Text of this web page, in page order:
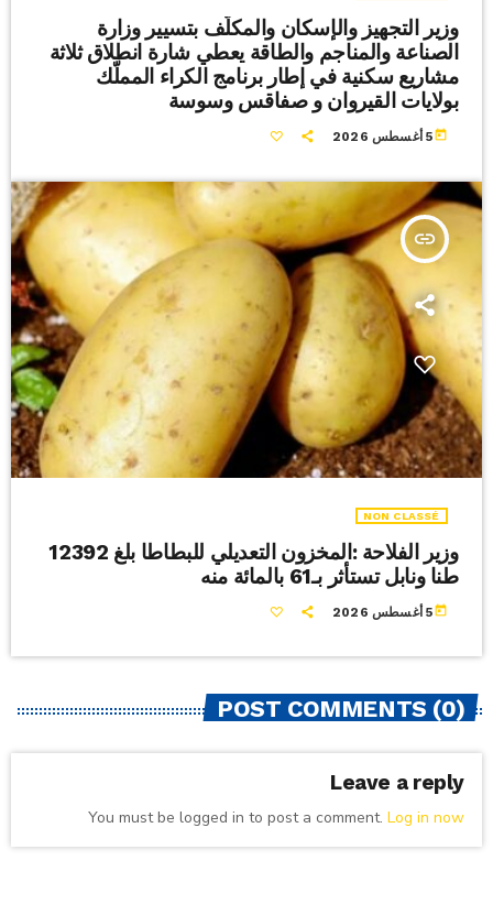
وزير التجهيز والإسكان والمكلّف بتسيير وزارة
الصناعة والمناجم والطاقة يعطي شارة انطلاق ثلاثة
مشاريع سكنية في إطار برنامج الكراء المملّك
بولايات القيروان و صفاقس وسوسة
today 5 أغسطس 2026
insert_link
NON CLASSÉ
وزير الفلاحة :المخزون التعديلي للبطاطا بلغ 12392
طنا ونابل تستأثر بـ61 بالمائة منه
today5 أغسطس 2026
POST COMMENTS (0)
Leave a reply
You must be logged in to post a comment. Log in now